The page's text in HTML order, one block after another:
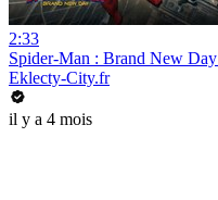
2:33
Spider-Man : Brand New
Eklecty-City.fr
il y a 4 mois